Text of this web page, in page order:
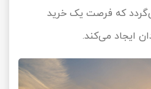
که فرصت یک خرید
ایجاد می‌کند.